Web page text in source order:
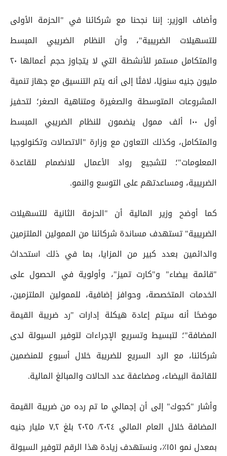
وأضاف الوزير: إننا نجحنا مع شركائنا في "الحزمة الأولى
للتسهيلات الضريبية"، وأن النظام الضريبي المبسط
والمتكامل مستمر للأنشطة التي لا يتجاوز حجم أعمالها ٢٠
مليون جنيه سنويًا، لافتًا إلى أنه يتم التنسيق مع جهاز تنمية
المشروعات المتوسطة والصغيرة ومتناهية الصغر؛ لتحفيز
أول ١٠٠ ألف ممول ينضمون للنظام الضريبي المبسط
والمتكامل، وكذلك التعاون مع وزارة "الاتصالات وتكنولوجيا
المعلومات"؛ لتشجيع رواد الأعمال للانضمام للقاعدة
الضريبية، ومساعدتهم على التوسع والنمو.
كما أوضح وزير المالية أن "الحزمة الثانية للتسهيلات
الضريبية" تستهدف مساندة شركائنا من الممولين الملتزمين
والدائمين بعدد كبير من المزايا، بما في ذلك استحداث
"قائمة بيضاء" و"كارت تميز"، وأولوية في الحصول على
الخدمات المتخصصة، وحوافز إضافية، للممولين الملتزمين،
موضحًا أنه سيتم إعادة هيكلة إدارات "رد ضريبة القيمة
المضافة"؛ لتبسيط وتسريع الإجراءات لتوفير السيولة لدى
شركائنا، مع الرد السريع للضريبة خلال أسبوع للمنضمين
للقائمة البيضاء، ومضاعفة عدد الحالات والمبالغ المالية.
وأشار "كجوك" إلى أن إجمالي ما تم رده من ضريبة القيمة
المضافة خلال العام المالي ٢٠٢٤/ ٢٠٢٥ بلغ ٧,٢ مليار جنيه
بمعدل نمو ١٥١٪، ونستهدف زيادة هذا الرقم لتوفير السيولة